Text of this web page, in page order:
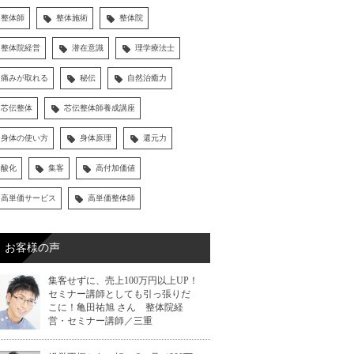
整体師 整体施術 整体院
整体院経営 潜在意識 理学療法士
痛みが取れる 秘伝 自然治癒力
芯伝整体 芯伝整体師養成講座
身体の使い方 身体原理 還元力
酸化 集客 高付加価値
高単価サービス 高単価整体師
お客様の声
集客せずに、売上100万円以上UP！
セミナー講師としても引っ張りだ
こに！亀田祐旭 さん 整体院経
営・セミナー講師／三重